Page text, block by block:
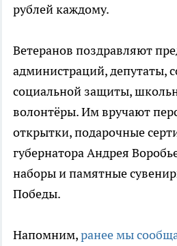
рублей каждому.
Ветеранов поздравляют
администраций, депутаты,
социальной защиты,
волонтёры. Им вручают
открытки, подарочные
губернатора Андрея
наборы и памятные
Победы.
Напомним,ранее мы